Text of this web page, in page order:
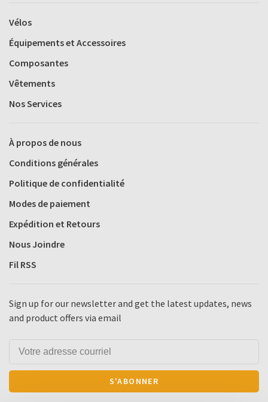
Vélos
Équipements et Accessoires
Composantes
Vêtements
Nos Services
À propos de nous
Conditions générales
Politique de confidentialité
Modes de paiement
Expédition et Retours
Nous Joindre
Fil RSS
Sign up for our newsletter and get the latest updates, news
and product offers via email
S'ABONNER